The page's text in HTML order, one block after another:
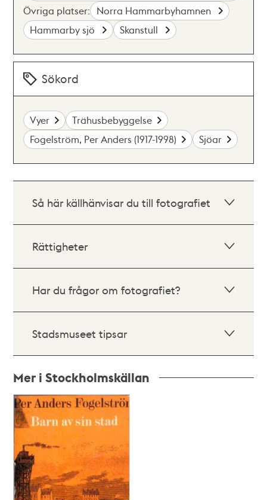
Övriga platser: Norra Hammarbyhamnen
Hammarby sjö
Skanstull
Sökord
Vyer
Trähusbebyggelse
Fogelström, Per Anders (1917-1998)
Sjöar
Så här källhänvisar du till fotografiet
Rättigheter
Har du frågor om fotografiet?
Stadsmuseet tipsar
Mer i Stockholmskällan
Relaterade
poster
och
teman